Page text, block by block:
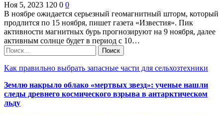
Ноя 5, 2023 120 0 0
В ноябре ожидается серьезный геомагнитный шторм, который
продлится по 15 ноября, пишет газета «Известия». Пик
активности магнитных бурь прогнозируют на 9 ноября, далее
активным солнце будет в период с 10…
Как правильно выбрать запасные части для сельхозтехники
Землю накрыло облако «мертвых звезд»: ученые нашли
следы древнего космического взрыва в антарктическом
льду